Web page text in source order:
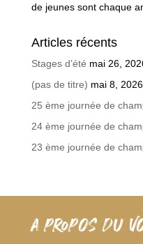
de jeunes sont chaque
Articles récents
Stages d’été mai 26,
(pas de titre) mai 8, 2026
25 ème journée de
24 ème journée de
23 ème journée de
A PROPOS DU